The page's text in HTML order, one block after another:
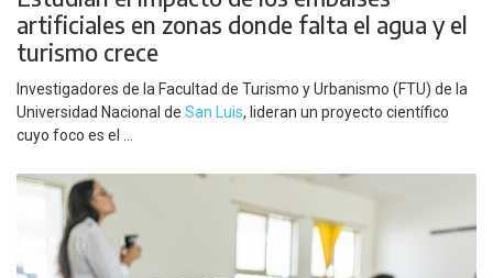
artificiales en zonas donde falta el agua y el
turismo crece
Investigadores de la Facultad de Turismo y Urbanismo (FTU) de la
Universidad Nacional de San Luis, lideran un proyecto científico
cuyo foco es el ...